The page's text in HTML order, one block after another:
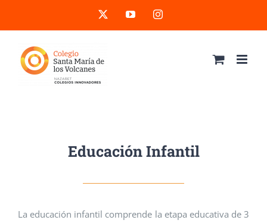
al
contenido
YouTubeInstagram
Educación Infantil
La educación infantil comprende la etapa educativa de 3